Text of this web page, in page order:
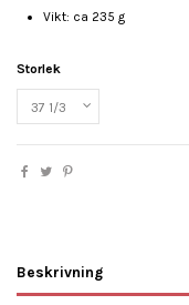
Vikt: ca 235 g
Storlek
Beskrivning